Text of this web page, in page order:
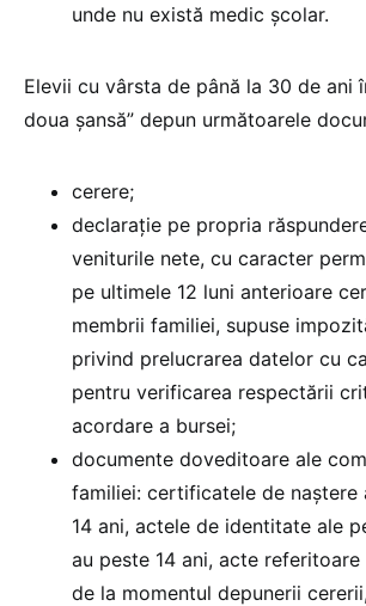
unde nu există medic școlar.
Elevii cu vârsta de până la 30 de ani
doua șansă” depun următoarele
cerere;
declarație pe propria
veniturile nete, cu caracter
pe ultimele 12 luni anterioare
membrii familiei, supuse
privind prelucrarea datelor cu
pentru verificarea respectării
acordare a bursei;
documente doveditoare ale
familiei: certificatele de naștere
14 ani, actele de identitate ale
au peste 14 ani, acte
de la momentul depunerii